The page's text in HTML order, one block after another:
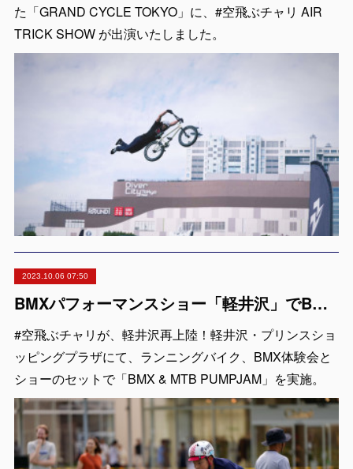
た「GRAND CYCLE TOKYO」に、#空飛ぶチャリ AIR
TRICK SHOW が出演いたしました。
2023.10.06 07:50
BMXパフォーマンスショー「軽井沢」でBMX & MTB PUMPJAM
#空飛ぶチャリが、軽井沢再上陸！軽井沢・プリンスショ
ッピングプラザにて、ランニングバイク、BMX体験会と
ショーのセットで「BMX & MTB PUMPJAM」を実施。